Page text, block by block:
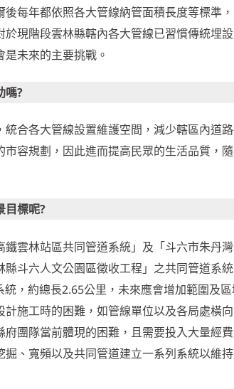
每年都依照各大管線納管面積長度等標準
現階段雲林縣轄內各大管線已習慣傳統埋
未來的主要挑戰。
嗎?
合各大管線設置維護空間，減少轄區內道
容規劃，因此進而提高民眾的生活品質，
目標呢?
雲林站區共同管道系統」及「斗六市朱丹
斗六人文公園區徵收工程」之共同管道系
，約總長2.65公里，未來應會增加範圍及
施工時的困難，如管線單位以及各局處橫
團隊當前體現的困難，且需要投入大量經費
、寬頻以及共同管道建立一系列系統以維持